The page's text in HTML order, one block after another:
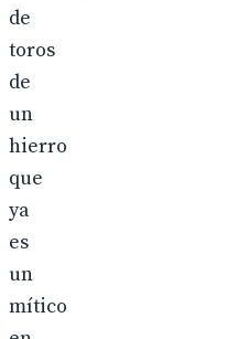
de
toros
de
un
hierro
que
ya
es
un
mítico